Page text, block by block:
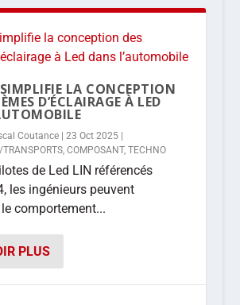
LA CONCEPTION
D’ÉCLAIRAGE À LED
Coutance| 23 Oct 2025|
, COMPOSANT, TECHNO
de Led LIN référencés
les ingénieurs peuvent
comportement...
PLUS